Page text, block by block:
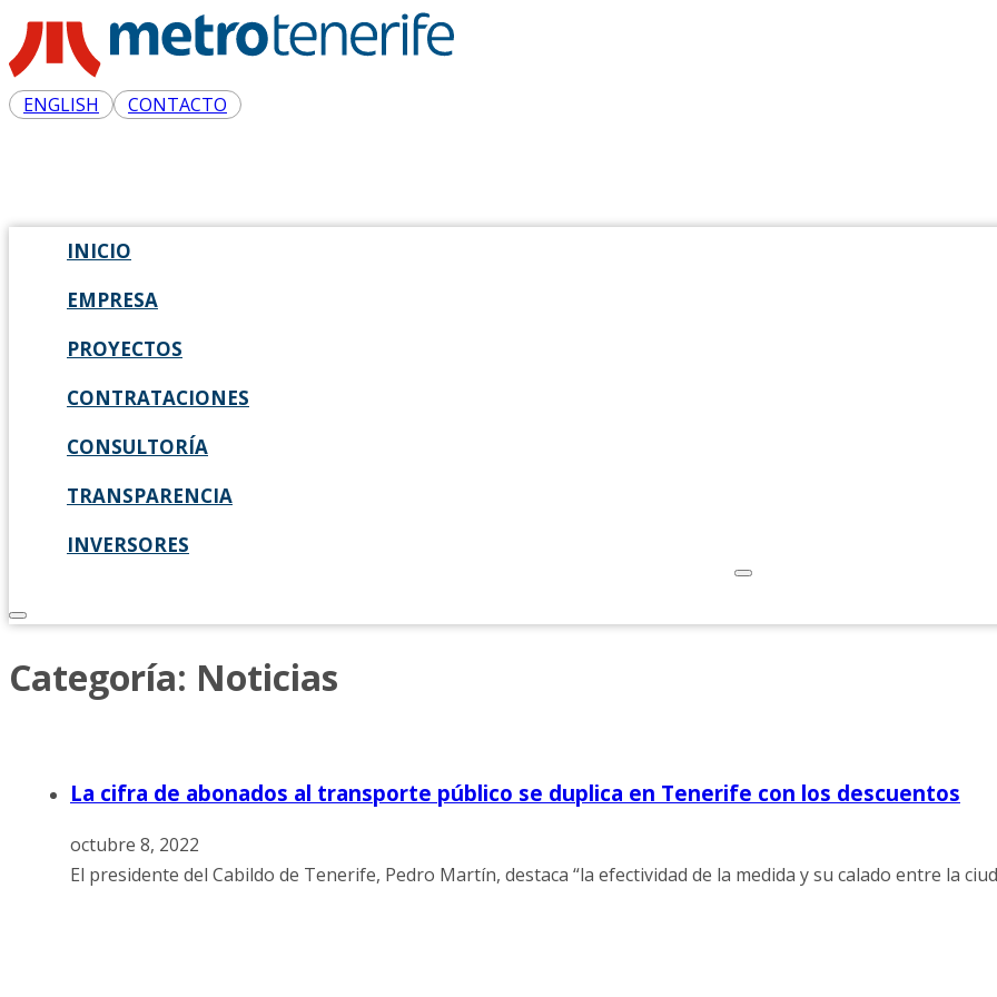
ENGLISH CONTACTO
INICIO
EMPRESA
PROYECTOS
CONTRATACIONES
CONSULTORÍA
TRANSPARENCIA
INVERSORES
Categoría: Noticias
La cifra de abonados al transporte público se duplica en Tenerife con los descuentos
octubre 8, 2022
El presidente del Cabildo de Tenerife, Pedro Martín, destaca “la efectividad de la medida y su calado entre la